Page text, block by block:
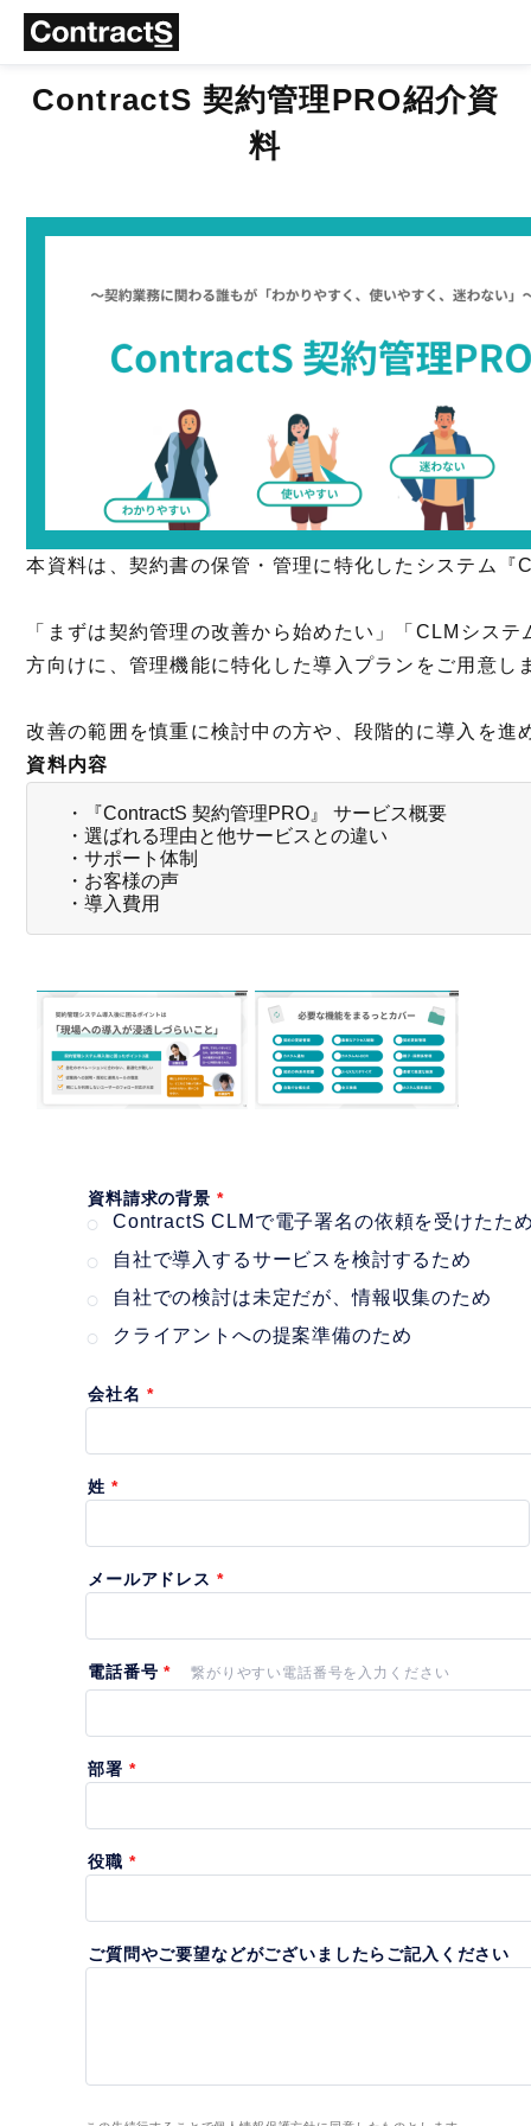
ContractS 契約管理PRO紹介資
料
本資料は、契約書の保管・管理に特化したシステム
「まずは契約管理の改善から始めたい」「CLMシス
方向けに、管理機能に特化した導入プランをご用意し
改善の範囲を慎重に検討中の方や、段階的に導入を
資料内容
・『ContractS 契約管理PRO』 サービス概要
・選ばれる理由と他サービスとの違い
・サポート体制
・お客様の声
・導入費用